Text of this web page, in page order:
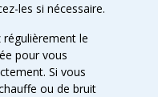
les si nécessaire.
régulièrement le
pour vous
Si vous
ou de bruit